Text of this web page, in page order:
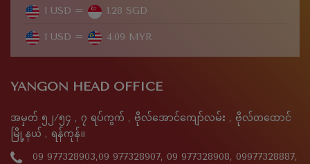
1 USD = 1.28 SGD
1 USD = 4.09 MYR
YANGON HEAD OFFICE
အမှတ် ၅၂/၅၄ , ၇ ရပ်ကွက် , ဗိုလ်အောင်ကျော်လမ်း , ဗိုလ်တထောင်
မြို့နယ် , ရန်ကုန်။
09 977328903,09 977328907, 09 977328908, 09977328887,